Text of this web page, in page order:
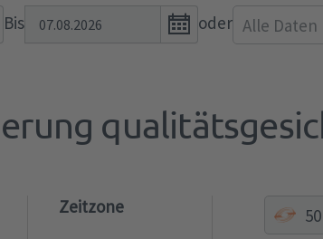
Bis
Open
the
oder Alle Daten
Zeitzone